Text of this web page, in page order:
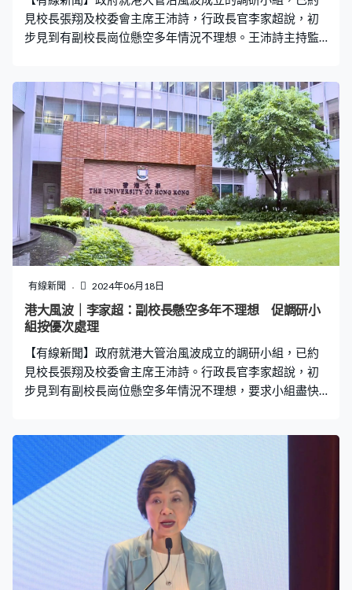
見校長張翔及校委會主席王沛詩，行政長官李家超說，初
步見到有副校長崗位懸空多年情況不理想。王沛詩主持監
見校長張翔及校委會主席王沛詩等人校對記錄、查找事
實，初步見到有副校長崗位懸空或暫任超過五年，有崗位
在四年間更換五個人。 李家超：「這些是不理想的，這沒
有可能對整體行政工作不受影響。而且我覺得如果大家同
意港大利益是首位，我看不到有何事情不能解決，是意願
問題。」 被問到甚麼情況下會收回對港大的撥款，李家超
說撥款中有問責協議，確保公帑用得其所，提升大學管治
問責，他已要求小組定出工作優次，盡快完成接見相關人
士。李家超：「我們見不同人士期間，我們會問清楚事實
真相。校委會主席及校長都已經表示歡迎工作小組成立以
及會配合，所以我希望他們真真正正地配合工作，以香港
大學利益為首位。」 身兼監警會主席的王沛詩主持監警會
會議後見記者，被多次問到港大風波與校長張翔有什麼分
謝關心香港大學，今天是開監警會會議，請大家聚
有線新聞 2024年06月18日
港大風波｜李家超：副校長懸空多年不理想 促調研小
組按優次處理
【有線新聞】政府就港大管治風波成立的調研小組，已約
見校長張翔及校委會主席王沛詩。行政長官李家超說，初
步見到有副校長崗位懸空多年情況不理想，要求小組盡快
主席的校委會互相指責、引發爭議。政府上星期成立調研
小組介入，行政長官李家超說小組已約見張翔及王沛詩等
人校對記錄、查找事實，初步見到有副校長崗位懸空或暫
任超過五年，有崗位在四年間更換五個人。 李家超：「這
些是不理想的，這沒有可能對整體行政工作不受影響。而
且我覺得如果大家同意港大利益是首位，我看不到有何事
情不能解決，是意願問題。所以我要求工作小組盡快定清
楚工作優次，按優次全面進行。」 被問到甚麼情況下會收